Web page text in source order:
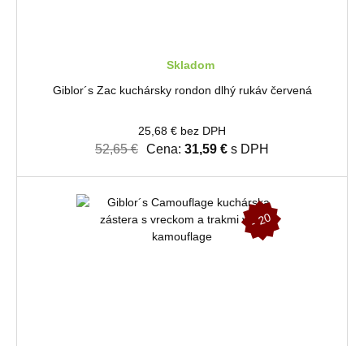
Skladom
Giblor´s Zac kuchársky rondon dlhý rukáv červená
25,68 € bez DPH
52,65 € Cena: 31,59 € s DPH
-
2
0